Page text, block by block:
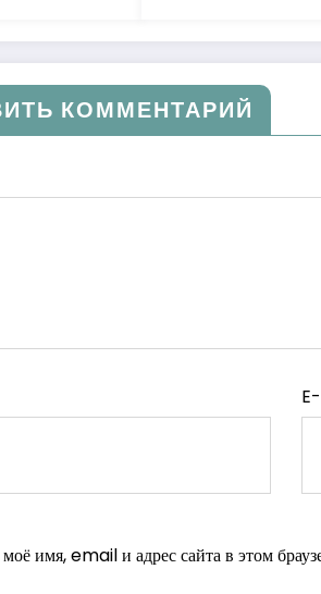
КОММЕНТАРИЙ
имя, email и адрес сайта в этом